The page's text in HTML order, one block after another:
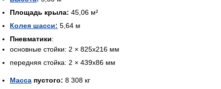
Площадь крыла: 45,06 м²
Колея шасси: 5,64 м
Пневматики:
основные стойки: 2 × 825x216 мм
передняя стойка: 2 × 439x86 мм
Масса пустого: 8 308 кг